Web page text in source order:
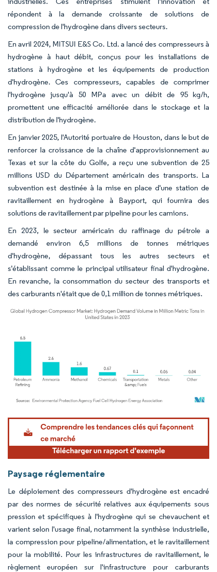
répondent à la demande croissante de solutions de
compression de l'hydrogène dans divers secteurs.
En avril 2024, MITSUI E&S Co. Ltd. a lancé des compresseurs à
hydrogène à haut débit, conçus pour les installations de
stations à hydrogène et les équipements de production
d'hydrogène. Ces compresseurs, capables de comprimer
l'hydrogène jusqu'à 50 MPa avec un débit de 95 kg/h,
promettent une efficacité améliorée dans le stockage et la
distribution de l'hydrogène.
En janvier 2025, l'Autorité portuaire de Houston, dans le but de
renforcer la croissance de la chaîne d'approvisionnement au
Texas et sur la côte du Golfe, a reçu une subvention de 25
millions USD du Département américain des transports. La
subvention est destinée à la mise en place d'une station de
ravitaillement en hydrogène à Bayport, qui fournira des
solutions de ravitaillement par pipeline pour les camions.
En 2023, le secteur américain du raffinage du pétrole a
demandé environ 6,5 millions de tonnes métriques
d'hydrogène, dépassant tous les autres secteurs et
s'établissant comme le principal utilisateur final d'hydrogène.
En revanche, la consommation du secteur des transports et
des carburants n'était que de 0,1 million de tonnes métriques.
Image © Mordor Intelligence. La réutilisation nécessite une attribution sous CC BY
Paysage réglementaire
Le déploiement des compresseurs d'hydrogène est encadré
par des normes de sécurité relatives aux équipements sous
pression et spécifiques à l'hydrogène qui se chevauchent et
varient selon l'usage final, notamment la synthèse industrielle,
la compression pour pipeline/alimentation, et le ravitaillement
pour la mobilité. Pour les infrastructures de ravitaillement, le
règlement européen sur l'infrastructure pour carburants